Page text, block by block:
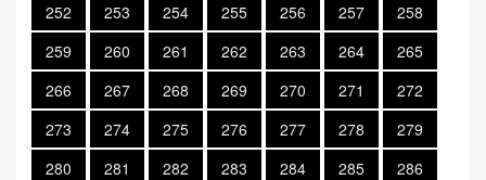
252
253 254 255 256 257
258
259
260 261 262 263 264
265
266
267 268 269 270 271
272
273
274 275 276 277 278
279
280
281 282 283 284 285
286